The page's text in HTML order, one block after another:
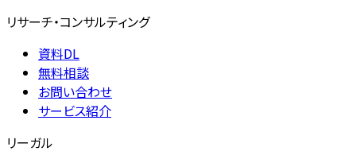
リサーチ・コンサルティング
資料DL
無料相談
お問い合わせ
サービス紹介
リーガル